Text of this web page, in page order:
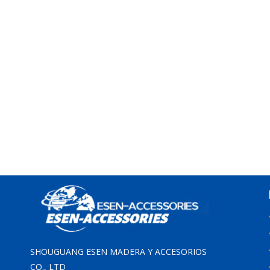
SHOUGUANG ESEN MADERA Y ACCESORIOS
CO., LTD